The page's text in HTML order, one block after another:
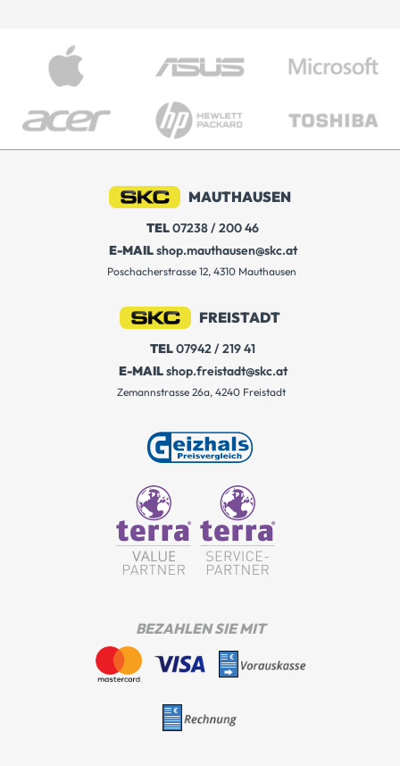
MAUTHAUSEN
TEL07238 / 200 46
E-MAILshop.mauthausen@skc.at
Poschacherstrasse 12, 4310 Mauthausen
FREISTADT
TEL07942 / 219 41
E-MAILshop.freistadt@skc.at
Zemannstrasse 26a, 4240 Freistadt
BEZAHLEN SIE MIT